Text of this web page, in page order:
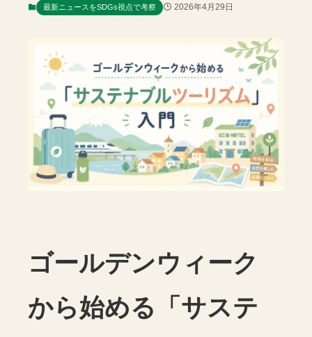
最新ニュースをSDGs視点で考察 2026年4月29日
ゴールデンウィーク
から始める「サステ